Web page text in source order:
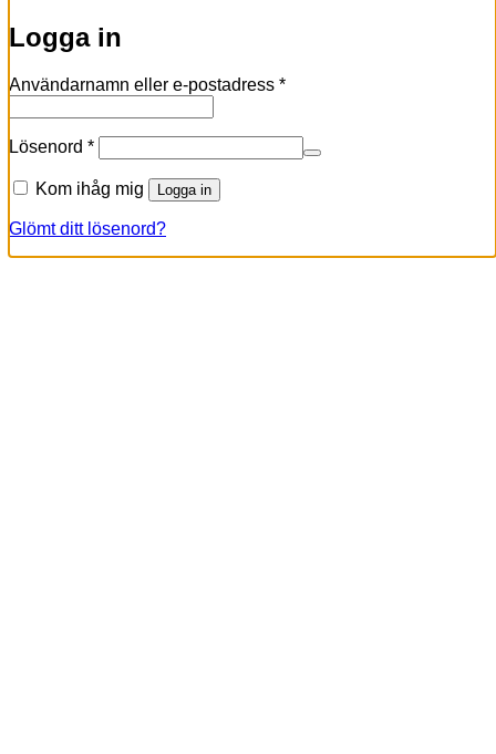
Logga in
Användarnamn eller e-postadress *Obligatoriskt
Lösenord *Obligatoriskt
Kom ihåg mig Logga in
Glömt ditt lösenord?